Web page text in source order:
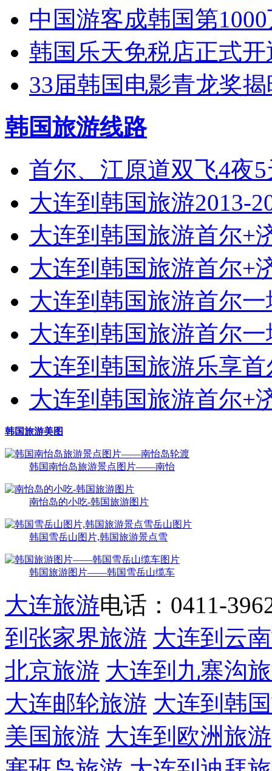
中国游客成韩国第
韩国乐天免税店正式
33届韩国电影青龙奖揭
韩国旅游线路
首尔、江原道双飞4夜
大连到韩国旅游2013-
大连到韩国旅游首尔+
大连到韩国旅游首尔+
大连到韩国旅游首尔一
大连到韩国旅游首尔一
大连到韩国旅游乐享首
大连到韩国旅游首尔+
韩国旅游美图
韩国南怡岛旅游景点图片——南怡
南怡岛的小吃-韩国旅游图片
韩国雪岳山图片,韩国旅游景点雪
韩国旅游图片——韩国雪岳山缆车
大连旅游电话：0411-
到张家界旅游 大连到云
北京旅游 大连到九寨沟
大连邮轮旅游 大连到韩
美国旅游 大连到欧洲旅游